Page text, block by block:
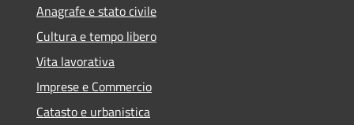
Anagrafe e stato civile
Cultura e tempo libero
Vita lavorativa
Imprese e Commercio
Catasto e urbanistica